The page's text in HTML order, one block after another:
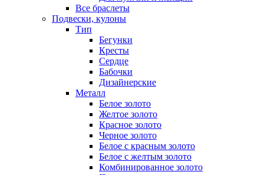
Все браслеты
Подвески, кулоны
Тип
Бегунки
Кресты
Сердце
Бабочки
Дизайнерские
Металл
Белое золото
Желтое золото
Красное золото
Черное золото
Белое с красным золото
Белое с желтым золото
Комбинированное золото